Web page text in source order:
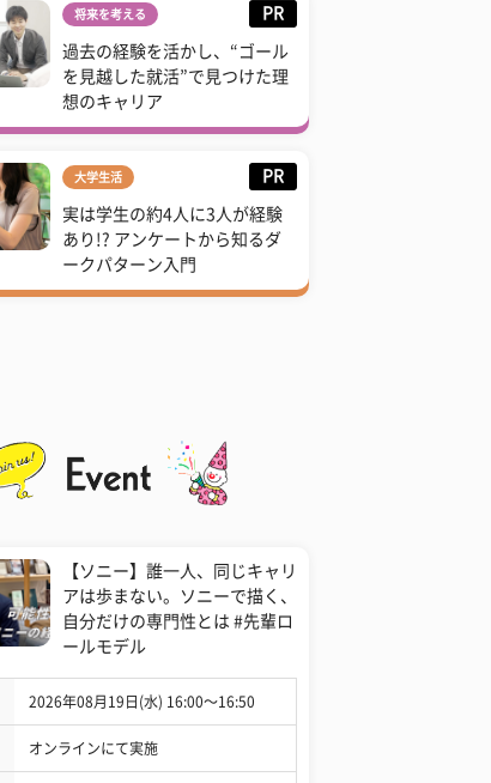
将来を考える PR
過去の経験を活かし、“ゴール
を見越した就活”で見つけた理
想のキャリア
大学生活 PR
実は学生の約4人に3人が経験
あり!? アンケートから知るダ
ークパターン入門
【ソニー】誰一人、同じキャリ
アは歩まない。ソニーで描く、
自分だけの専門性とは #先輩ロ
ールモデル
2026年08月19日(水) 16:00〜16:50
オンラインにて実施